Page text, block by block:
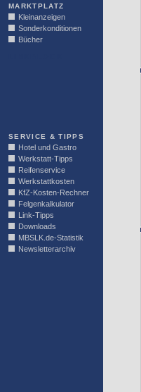
MARKTPLATZ
Kleinanzeigen
Sonderkonditionen
Bücher
SERVICE & TIPPS
Hotel und Gastro
Werkstatt-Tipps
Reifenservice
Werkstattkosten
KfZ-Kosten-Rechner
Felgenkalkulator
Link-Tipps
Downloads
MBSLK.de-Statistik
Newsletterarchiv